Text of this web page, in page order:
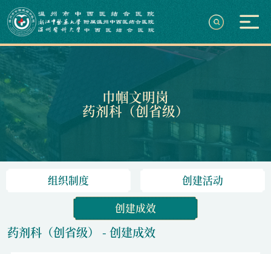
巾帼文明岗
药剂科（创省级）
组织制度
创建活动
创建成效
药剂科（创省级） - 创建成效